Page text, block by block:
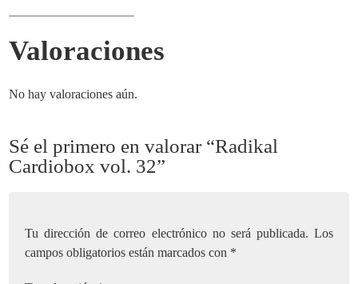
Valoraciones
No hay valoraciones aún.
Sé el primero en valorar “Radikal
Cardiobox vol. 32”
Tu dirección de correo electrónico no será publicada. Los
campos obligatorios están marcados con *